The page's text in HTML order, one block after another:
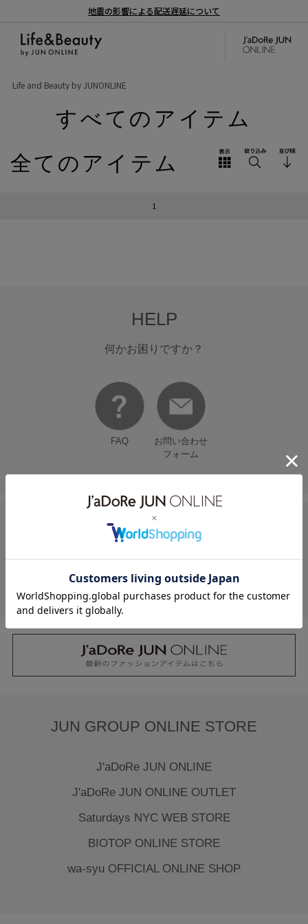
地震の影響による配送遅延について
Life and Beauty by JUNONLINE
すべてのアイテム
全てのアイテム
1
HELP
何かお困りですか？
FAQ
お問い合わせ
フォーム
FOLLOW US ON
JUN GROUP ONLINE STORE
J'aDoRe JUN ONLINE
J'aDoRe JUN ONLINE OUTLET
Saturdays NYC WEB STORE
BIOTOP ONLINE STORE
wa-syu OFFICIAL ONLINE SHOP